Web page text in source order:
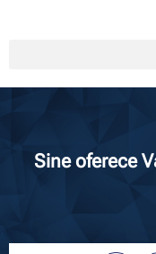
Sine oferece